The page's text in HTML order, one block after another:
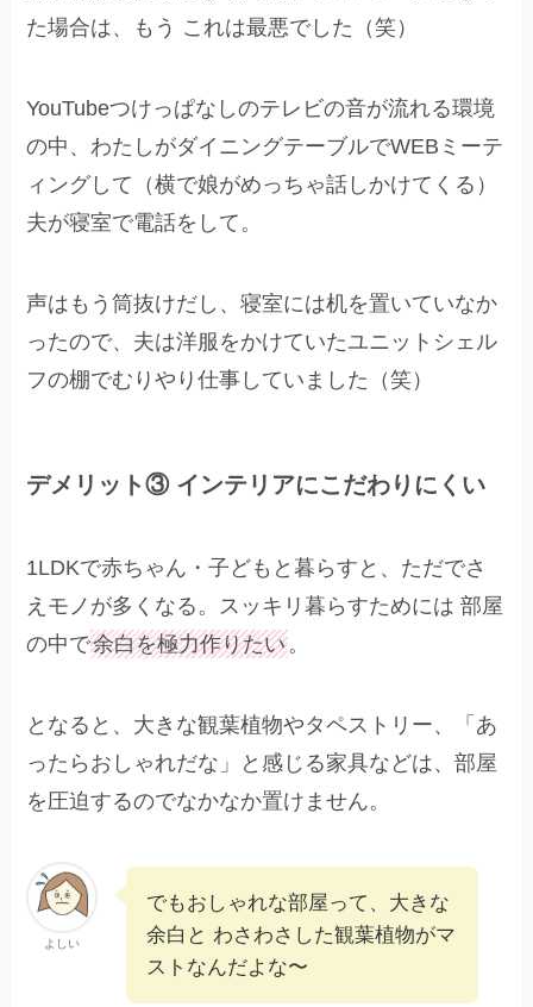
た場合は、もう これは最悪でした（笑）
YouTubeつけっぱなしのテレビの音が流れる環境
の中、わたしがダイニングテーブルでWEBミーテ
ィングして（横で娘がめっちゃ話しかけてくる）
夫が寝室で電話をして。
声はもう筒抜けだし、寝室には机を置いていなか
ったので、夫は洋服をかけていたユニットシェル
フの棚でむりやり仕事していました（笑）
デメリット③ インテリアにこだわりにくい
1LDKで赤ちゃん・子どもと暮らすと、ただでさ
えモノが多くなる。スッキリ暮らすためには 部屋
の中で余白を極力作りたい。
となると、大きな観葉植物やタペストリー、「あ
ったらおしゃれだな」と感じる家具などは、部屋
を圧迫するのでなかなか置けません。
よしい
でもおしゃれな部屋って、大きな
余白と わさわさした観葉植物がマ
ストなんだよな〜